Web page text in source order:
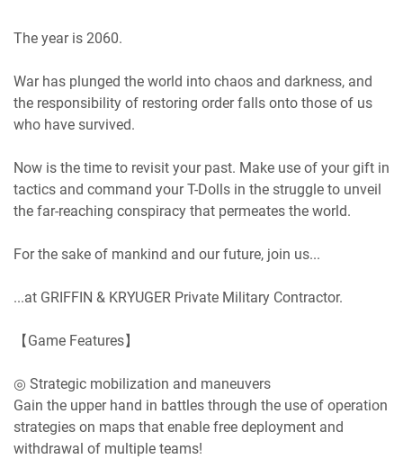
The year is 2060.
War has plunged the world into chaos and darkness, and
the responsibility of restoring order falls onto those of us
who have survived.
Now is the time to revisit your past. Make use of your gift in
tactics and command your T-Dolls in the struggle to unveil
the far-reaching conspiracy that permeates the world.
For the sake of mankind and our future, join us...
...at GRIFFIN & KRYUGER Private Military Contractor.
【Game Features】
◎ Strategic mobilization and maneuvers
Gain the upper hand in battles through the use of operation
strategies on maps that enable free deployment and
withdrawal of multiple teams!